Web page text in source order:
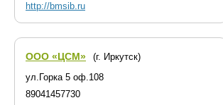
http://bmsib.ru
ООО «ЦСМ»
(г. Иркутск)
ул.Горка 5 оф.108
89041457730